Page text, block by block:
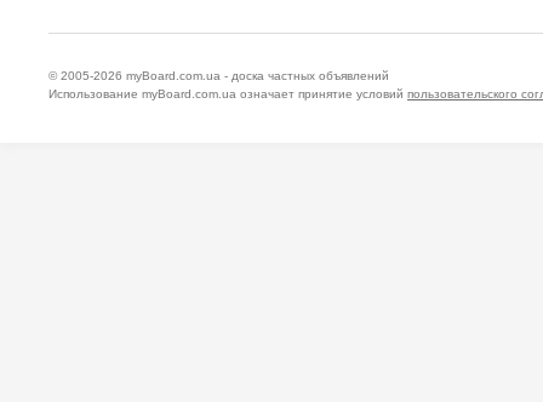
© 2005-2026 myBoard.com.ua - доска частных объявлений
Использование myBoard.com.ua означает принятие условий пользовательского